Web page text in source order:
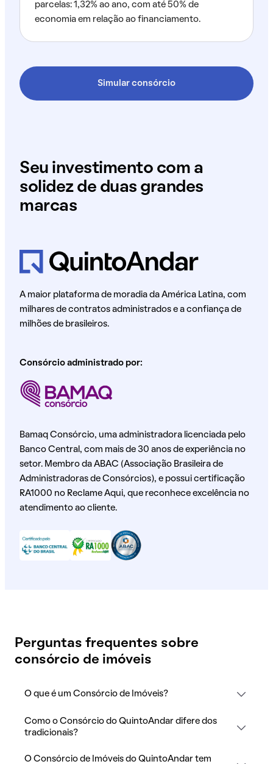
parcelas: 1,32% ao ano, com até 50% de
economia em relação ao financiamento.
Simular consórcio
Seu investimento com a
solidez de duas grandes
marcas
A maior plataforma de moradia da América Latina, com
milhares de contratos administrados e a confiança de
milhões de brasileiros.
Consórcio administrado por:
Bamaq Consórcio, uma administradora licenciada pelo
Banco Central, com mais de 30 anos de experiência no
setor. Membro da ABAC (Associação Brasileira de
Administradoras de Consórcios), e possui certificação
RA1000 no Reclame Aqui, que reconhece excelência no
atendimento ao cliente.
Perguntas frequentes sobre
consórcio de imóveis
O que é um Consórcio de Imóveis?
Como o Consórcio do QuintoAndar difere dos
tradicionais?
O Consórcio de Imóveis do QuintoAndar tem